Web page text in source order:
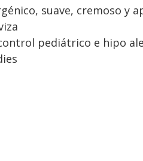
suave, cremoso y
pediátrico e hipo